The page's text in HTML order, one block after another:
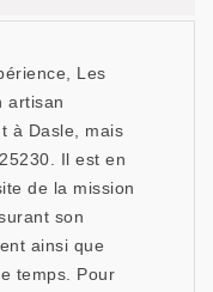
Les
artisan
à Dasle, mais
Il est en
de la mission
son
ainsi que
temps. Pour